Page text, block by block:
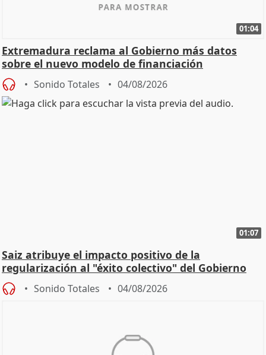
01:04
Extremadura reclama al Gobierno más datos
sobre el nuevo modelo de financiación
Sonido Totales 04/08/2026
01:07
Saiz atribuye el impacto positivo de la
regularización al "éxito colectivo" del Gobierno
Sonido Totales 04/08/2026